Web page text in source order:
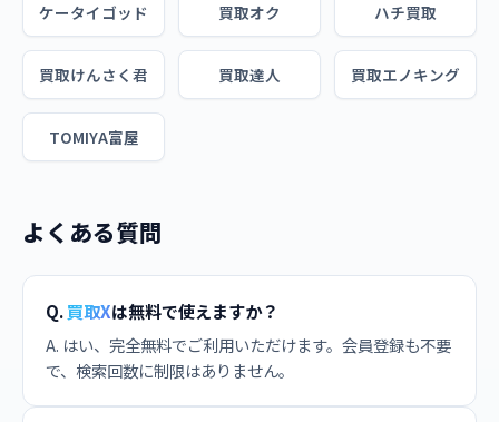
ケータイゴッド 買取オク ハチ買取
買取けんさく君 買取達人 買取エノキング
TOMIYA富屋
よくある質問
Q.買取Xは無料で使えますか？
A. はい、完全無料でご利用いただけます。会員登録も不要
で、検索回数に制限はありません。